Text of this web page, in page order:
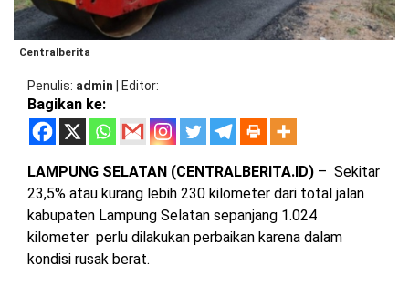
PRINGSEWU
LAMPUNG
LAMPUNG
TENGAH
LAMPUNG
BARAT
LAMPUNG
TIMUR
DPRD
PESAWARAN
TANGGAMUS
DPRD
DPRD
LAMSEL
DPRD
JAKARTA
Centralberita
Penulis admin Editor
Bagikan ke:
LAMPUNG SELATAN (CENTRALBERITA.ID) – Sekitar
23,5% atau kurang lebih 230 kilometer dari total jalan
kabupaten Lampung Selatan sepanjang 1.024
kilometer perlu dilakukan perbaikan karena dalam
kondisi rusak berat.